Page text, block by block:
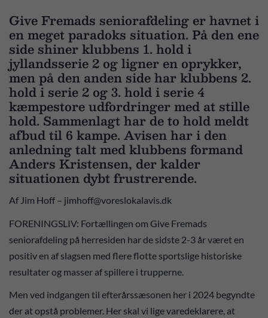
Give Fremads seniorafdeling er havnet i
en meget paradoks situation. På den ene
side shiner klubbens 1. hold i
jyllandsserie 2 og ligner en oprykker,
men på den anden side har klubbens 2.
hold i serie 2 og 3. hold i serie 4
kæmpestore udfordringer med at stille
hold. Sammenlagt har de to hold meldt
afbud til 6 kampe. Avisen har i den
anledning talt med klubbens formand
Anders Kristensen, der kalder
situationen dybt frustrerende.
Af Jim Hoff – jimhoff@voreslokalavis.dk
FORENINGSLIV: Fortællingen om Give Fremads
seniorafdeling på herresiden har de sidste 2-3 år været en
positiv en af slagsen med flere flotte sportslige historiske
resultater og masser af spillere i trupperne.
Men ved indgangen til efterårssæsonen her i 2024 begyndte
der at opstå problemer. Her skal vi lige varedeklarere, at